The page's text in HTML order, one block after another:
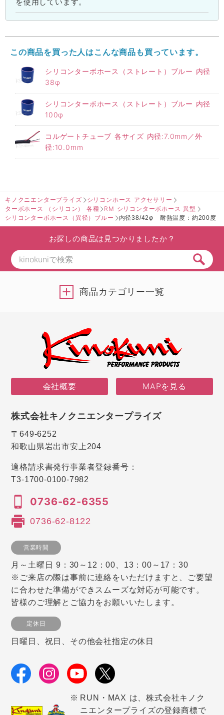
を使用しています。
この商品を買った人はこんな商品も買っています。
シリコンターボホース（ストレート）ブルー 内径
38φ
シリコンターボホース（ストレート）ブルー 内径
100φ
コルゲートチューブ 各サイズ 内径:7.0mm／外
径:10.0mm
キノクニエンタープライズ
シリコンホース アクセサリー
ターボホース （シリコン） 各種
RM シリコンターボホース 異型
シリコンターボホース（異径）ブルー
内径38/42φ 耐熱温度：約200度
お探しの商品は見つかりましたか？
商品カテゴリー一覧
会社概要 MAPを見る
株式会社キノクニエンタープライズ
〒649-6252
和歌山県岩出市安上204
適格請求書発行事業者登録番号：
T3-1700-0100-7982
0736-62-6355
0736-62-8122
営業時間
月～土曜日 9：30～12：00、13：00～17：30
※ご来店の際は事前に連絡をいただけますと、ご要望
に合わせた準備ができスムーズな対応が可能です。
皆様のご理解とご協力をお願いいたします。
定休日
日曜日、祝日、その他会社指定の休日
RUN・MAX は、株式会社キノク
ニエンタープライズの登録商標で